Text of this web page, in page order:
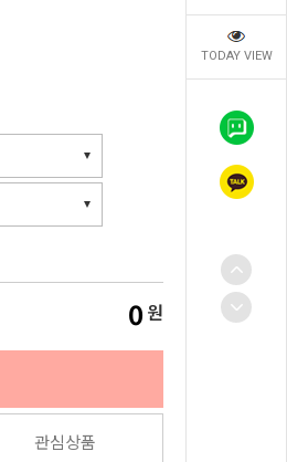
TODAY VIEW
0 원
관심상품